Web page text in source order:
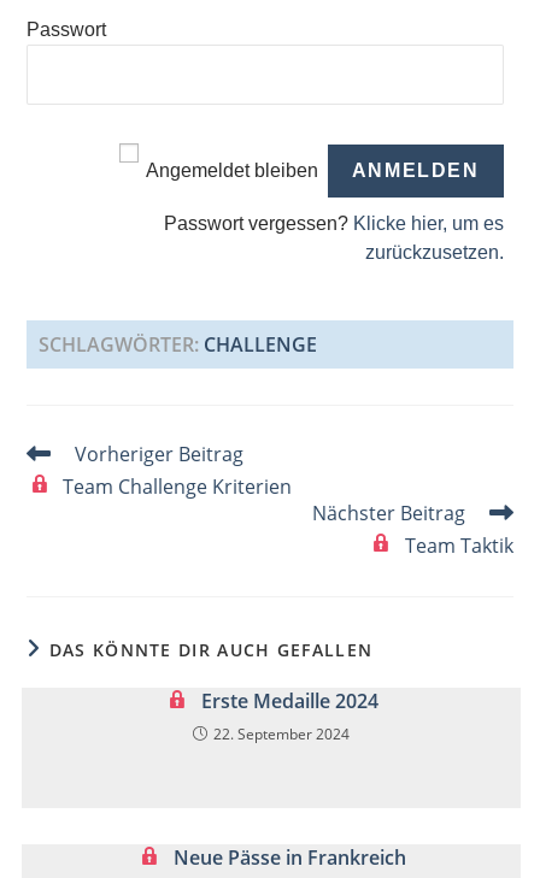
Passwort
Angemeldet bleiben
Passwort vergessen? Klicke hier, um es
zurückzusetzen.
SCHLAGWÖRTER: CHALLENGE
Weitere
Artikel
ansehen
Vorheriger Beitrag
Team Challenge Kriterien
Nächster Beitrag
Team Taktik
DAS KÖNNTE DIR AUCH GEFALLEN
Erste Medaille 2024
22. September 2024
Neue Pässe in Frankreich